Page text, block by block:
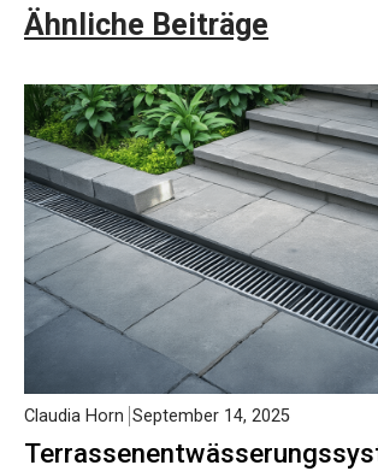
Ähnliche Beiträge
Claudia Horn September 14, 2025